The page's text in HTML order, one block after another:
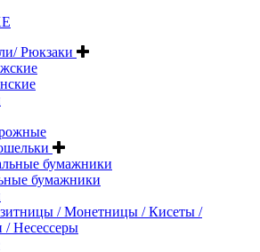
Рюкзаки
бумажники
бумажники
/ Монетницы / Кисеты /
Несессеры